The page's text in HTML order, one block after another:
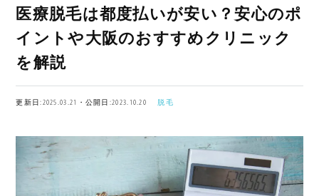
医療脱毛は都度払いが安い？安心のポ
イントや大阪のおすすめクリニック
を解説
更新日:2025.03.21・公開日:2023.10.20 脱毛